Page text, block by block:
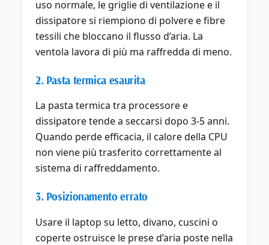
uso normale, le griglie di ventilazione e il
dissipatore si riempiono di polvere e fibre
tessili che bloccano il flusso d’aria. La
ventola lavora di più ma raffredda di meno.
2. Pasta termica esaurita
La pasta termica tra processore e
dissipatore tende a seccarsi dopo 3-5 anni.
Quando perde efficacia, il calore della CPU
non viene più trasferito correttamente al
sistema di raffreddamento.
3. Posizionamento errato
Usare il laptop su letto, divano, cuscini o
coperte ostruisce le prese d’aria poste nella